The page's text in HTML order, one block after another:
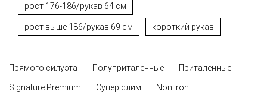
рост 176-186/рукав 64 см
рост выше 186/рукав 69 см короткий рукав
Прямого силуэта Полуприталенные Приталенные
Signature Premium Супер слим Non Iron